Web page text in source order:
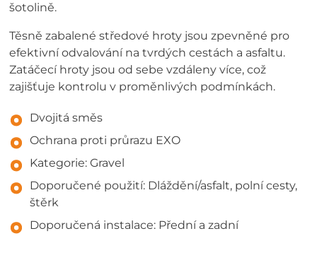
šotolině.
Těsně zabalené středové hroty jsou zpevněné pro
efektivní odvalování na tvrdých cestách a asfaltu.
Zatáčecí hroty jsou od sebe vzdáleny více, což
zajišťuje kontrolu v proměnlivých podmínkách.
Dvojitá směs
Ochrana proti průrazu EXO
Kategorie: Gravel
Doporučené použití: Dláždění/asfalt, polní cesty,
štěrk
Doporučená instalace: Přední a zadní